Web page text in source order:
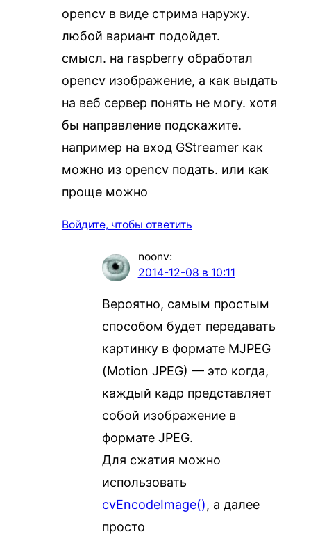
opencv в виде стрима наружу.
любой вариант подойдет.
смысл. на raspberry обработал
opencv изображение, а как выдать
на веб сервер понять не могу. хотя
бы направление подскажите.
например на вход GStreamer как
можно из opencv подать. или как
проще можно
Войдите, чтобы ответить
noonv:
2014-12-08 в 10:11
Вероятно, самым простым
способом будет передавать
картинку в формате MJPEG
(Motion JPEG) — это когда,
каждый кадр представляет
собой изображение в
формате JPEG.
Для сжатия можно
использовать
cvEncodeImage(), а далее
просто